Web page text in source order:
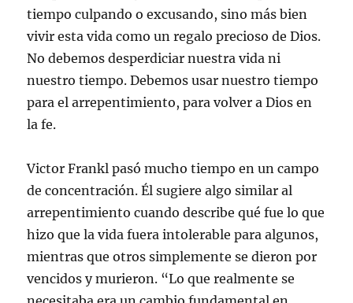
tiempo culpando o excusando, sino más bien
vivir esta vida como un regalo precioso de Dios.
No debemos desperdiciar nuestra vida ni
nuestro tiempo. Debemos usar nuestro tiempo
para el arrepentimiento, para volver a Dios en
la fe.
Victor Frankl pasó mucho tiempo en un campo
de concentración. Él sugiere algo similar al
arrepentimiento cuando describe qué fue lo que
hizo que la vida fuera intolerable para algunos,
mientras que otros simplemente se dieron por
vencidos y murieron. “Lo que realmente se